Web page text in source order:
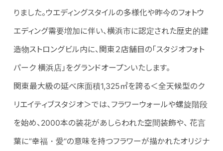
りました。ウエディングスタイルの多様化や昨今のフォトウ
エディング需要増加に伴い、横浜市に認定された歴史的建
造物ストロングビル内に、関東２店舗目の「スタジオフォト
パーク 横浜店」をグランドオープンいたします。
関東最大級の延べ床面積1,325㎡を誇る＜全天候型のク
リエイティブスタジオ＞では、フラワーウォールや螺旋階段
を始め、2000本の装花があしらわれた空間装飾や、 花言
葉に”幸福・愛“の意味を持つフラワーが描かれたオリジナ